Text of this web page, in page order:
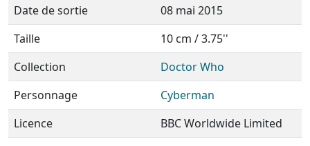
Date de sortie
08 mai 2015
Taille
10 cm / 3.75''
Collection
Doctor Who
Personnage
Cyberman
Licence
BBC Worldwide Limited